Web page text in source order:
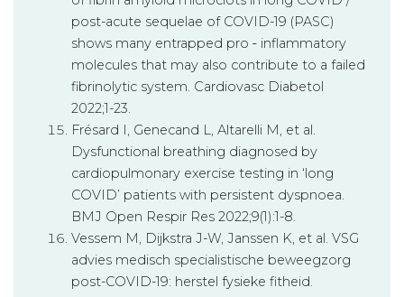
post-acute sequelae of COVID-19 (PASC)
shows many entrapped pro ‑ inflammatory
molecules that may also contribute to a failed
fibrinolytic system. Cardiovasc Diabetol
2022;1-23.
Frésard I, Genecand L, Altarelli M, et al.
Dysfunctional breathing diagnosed by
cardiopulmonary exercise testing in ‘long
COVID’ patients with persistent dyspnoea.
BMJ Open Respir Res 2022;9(1):1-8.
Vessem M, Dijkstra J-W, Janssen K, et al. VSG
advies medisch specialistische beweegzorg
post-COVID-19: herstel fysieke fitheid.